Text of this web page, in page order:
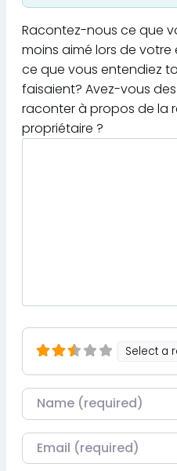
Racontez-nous ce que
moins aimé lors de votre
ce que vous entendiez
faisaient? Avez-vous
raconter à propos de la
propriétaire ?
Select a
Nom
Courriel